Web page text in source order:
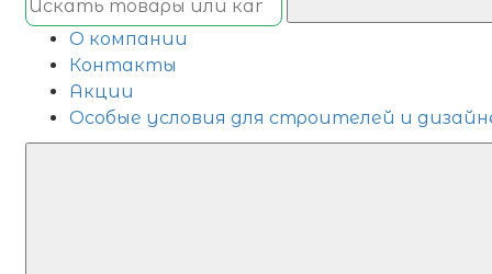
О компании
Контакты
Акции
Особые условия для строителей и